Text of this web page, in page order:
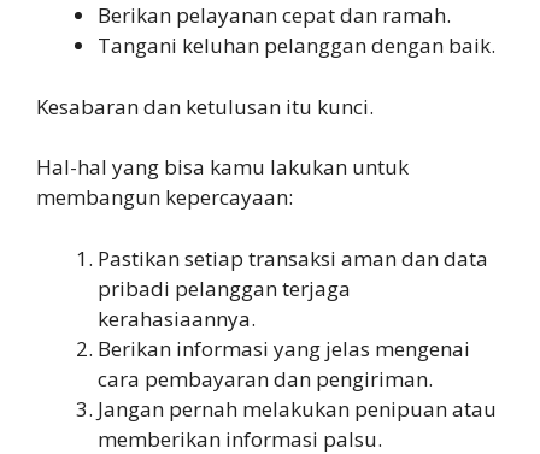
Berikan pelayanan cepat dan ramah.
Tangani keluhan pelanggan dengan baik.
Kesabaran dan ketulusan itu kunci.
Hal-hal yang bisa kamu lakukan untuk
membangun kepercayaan:
Pastikan setiap transaksi aman dan data
pribadi pelanggan terjaga
kerahasiaannya.
Berikan informasi yang jelas mengenai
cara pembayaran dan pengiriman.
Jangan pernah melakukan penipuan atau
memberikan informasi palsu.